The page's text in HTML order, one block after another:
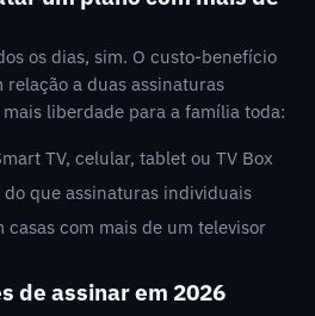
os dias, sim. O custo-benefício
a duas assinaturas
liberdade para a família toda:
TV, celular, tablet ou TV Box
que assinaturas individuais
casas com mais de um televisor
de assinar em 2026